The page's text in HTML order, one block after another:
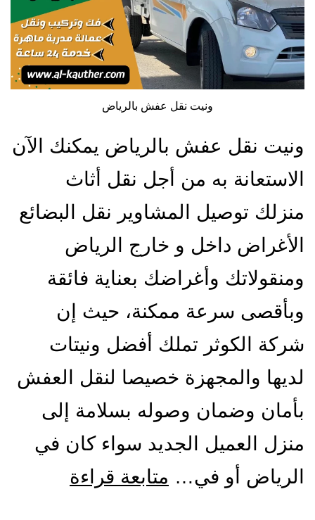
ونيت نقل عفش بالرياض
ونيت نقل عفش بالرياض يمكنك الآن
الاستعانة به من أجل نقل أثاث
منزلك توصيل المشاوير نقل البضائع
الأغراض داخل و خارج الرياض
ومنقولاتك وأغراضك بعناية فائقة
وبأقصى سرعة ممكنة، حيث إن
شركة الكوثر تملك أفضل ونيتات
لديها والمجهزة خصيصا لنقل العفش
بأمان وضمان وصوله بسلامة إلى
منزل العميل الجديد سواء كان في
الرياض أو في… متابعة قراءة